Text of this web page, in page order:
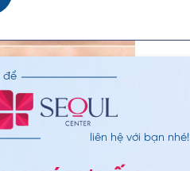
để
liên hệ với bạn nhé!